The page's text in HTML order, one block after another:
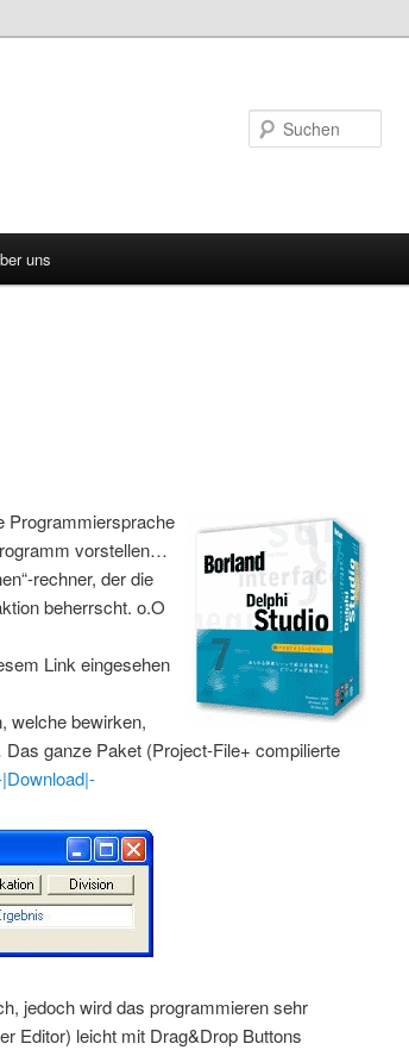
uns
Programmiersprache
vorstellen…
rechner, der die
beherrscht. o.O
Link eingesehen
welche bewirken,
ganze Paket (Project-File+ compilierte
jedoch wird das programmieren sehr
Editor) leicht mit Drag&Drop Buttons